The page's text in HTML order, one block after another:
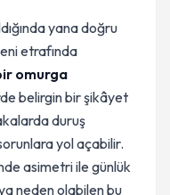
yana doğru
etrafında
omurga
belirgin bir şikâyet
duruş
yol açabilir.
asimetri ile günlük
neden olabilen bu